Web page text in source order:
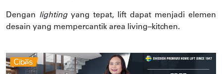
Dengan lighting yang tepat, lift dapat menjadi elemen
desain yang mempercantik area living–kitchen.